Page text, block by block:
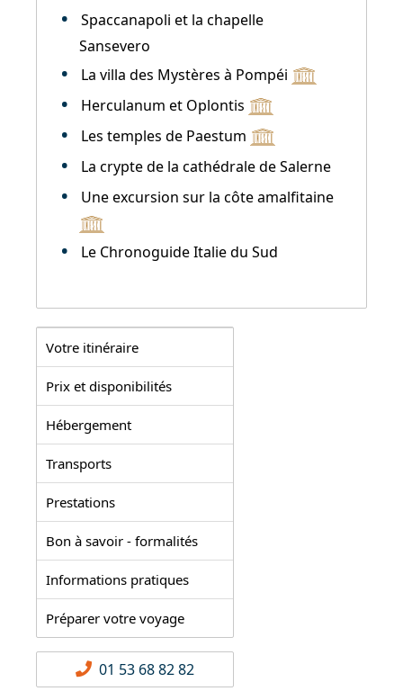
Spaccanapoli et la chapelle
Sansevero
La villa des Mystères à Pompéi
Herculanum et Oplontis
Les temples de Paestum
La crypte de la cathédrale de Salerne
Une excursion sur la côte amalfitaine
Le Chronoguide Italie du Sud
Votre itinéraire
Prix et disponibilités
Hébergement
Transports
Prestations
Bon à savoir - formalités
Informations pratiques
Préparer votre voyage
01 53 68 82 82